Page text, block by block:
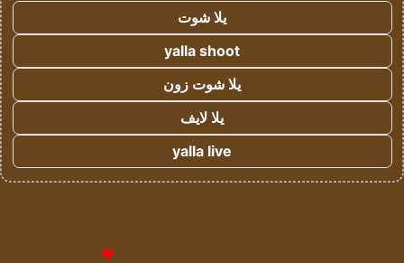
يلا شوت
yalla shoot
يلا شوت زون
يلا لايف
yalla live